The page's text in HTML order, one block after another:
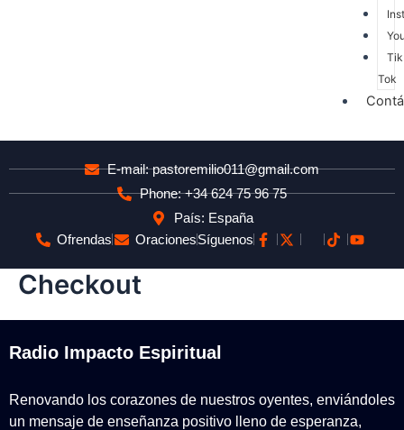
Tik
Tok
E-mail: pastoremilio011@gmail.com
Phone: +34 624 75 96 75
País: España
Ofrendas
OracionesSíguenos
Checkout
Radio Impacto Espiritual
Renovando los corazones de nuestros oyentes, enviándoles
un mensaje de enseñanza positivo lleno de esperanza,